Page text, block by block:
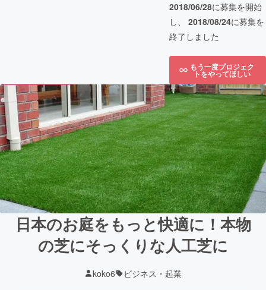
2018/06/28に募集を開始
し、 2018/08/24に募集を
終了しました
もう一度プロジェク
トをやってほしい
日本のお庭をもっと快適に！本物
の芝にそっくりな人工芝に
koko6 ビジネス・起業